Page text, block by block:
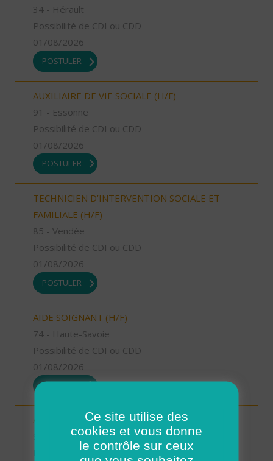
34 - Hérault
Possibilité de CDI ou CDD
01/08/2026
POSTULER
AUXILIAIRE DE VIE SOCIALE (H/F)
91 - Essonne
Possibilité de CDI ou CDD
01/08/2026
POSTULER
TECHNICIEN D’INTERVENTION SOCIALE ET
FAMILIALE (H/F)
85 - Vendée
Possibilité de CDI ou CDD
01/08/2026
POSTULER
AIDE SOIGNANT (H/F)
74 - Haute-Savoie
Possibilité de CDI ou CDD
01/08/2026
POSTULER
AIDE A DOMICILE (H/F)
92 - Hauts-de-Seine
Possibilité de CDI ou CDD
Ce site utilise des
cookies et vous donne
le contrôle sur ceux